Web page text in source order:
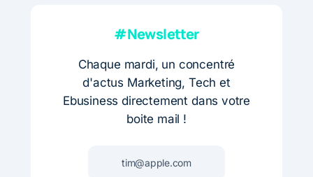
#Newsletter
Chaque mardi, un concentré
d'actus Marketing, Tech et
Ebusiness directement dans votre
boite mail !